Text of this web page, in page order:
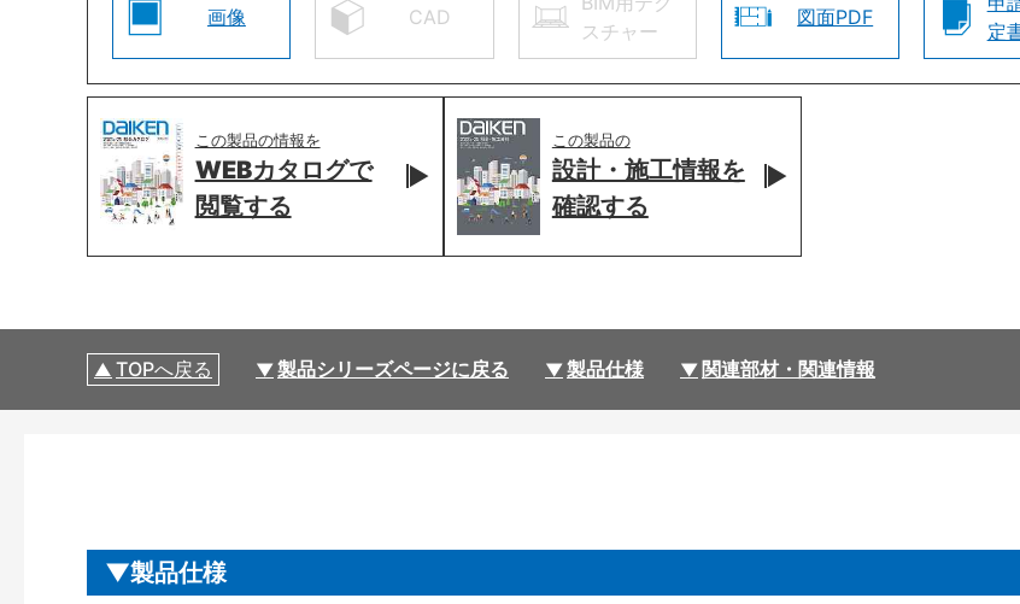
画像 CAD
スチャー
図面PDF
定
この製品の情報を
WEBカタログで
閲覧する
この製品の
設計・施工情報を
確認する
TOPへ戻る 製品シリーズページに戻る 製品仕様 関連部材・関連情報
製品仕様